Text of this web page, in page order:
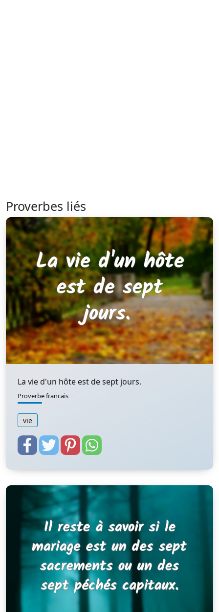
Proverbes liés
La vie d'un hôte est de sept jours.
Proverbe francais
vie